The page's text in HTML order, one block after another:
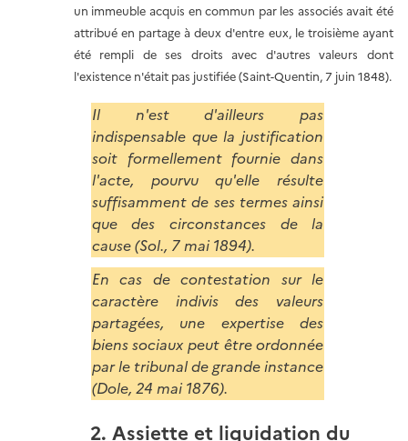
un immeuble acquis en commun par les associés avait été
attribué en partage à deux d'entre eux, le troisième ayant
été rempli de ses droits avec d'autres valeurs dont
l'existence n'était pas justifiée (Saint-Quentin, 7 juin 1848).
Il n'est d'ailleurs pas
indispensable que la justification
soit formellement fournie dans
l'acte, pourvu qu'elle résulte
suffisamment de ses termes ainsi
que des circonstances de la
cause (Sol., 7 mai 1894).
En cas de contestation sur le
caractère indivis des valeurs
partagées, une expertise des
biens sociaux peut être ordonnée
par le tribunal de grande instance
(Dole, 24 mai 1876).
2. Assiette et liquidation du